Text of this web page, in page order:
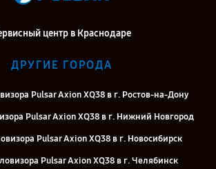
центр в Краснодаре
ДРУГИЕ ГОРОДА
Pulsar Axion XQ38 в г. Ростов-на-Дону
Pulsar Axion XQ38 в г. Нижний Новгород
Pulsar Axion XQ38 в г. Новосибирск
Pulsar Axion XQ38 в г. Челябинск